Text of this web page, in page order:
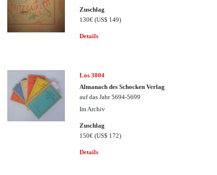
Zuschlag
130€(US$ 149)
Details
Los 3004
Almanach des Schocken Verlag
auf das Jahr 5694-5699
Im Archiv
Zuschlag
150€(US$ 172)
Details